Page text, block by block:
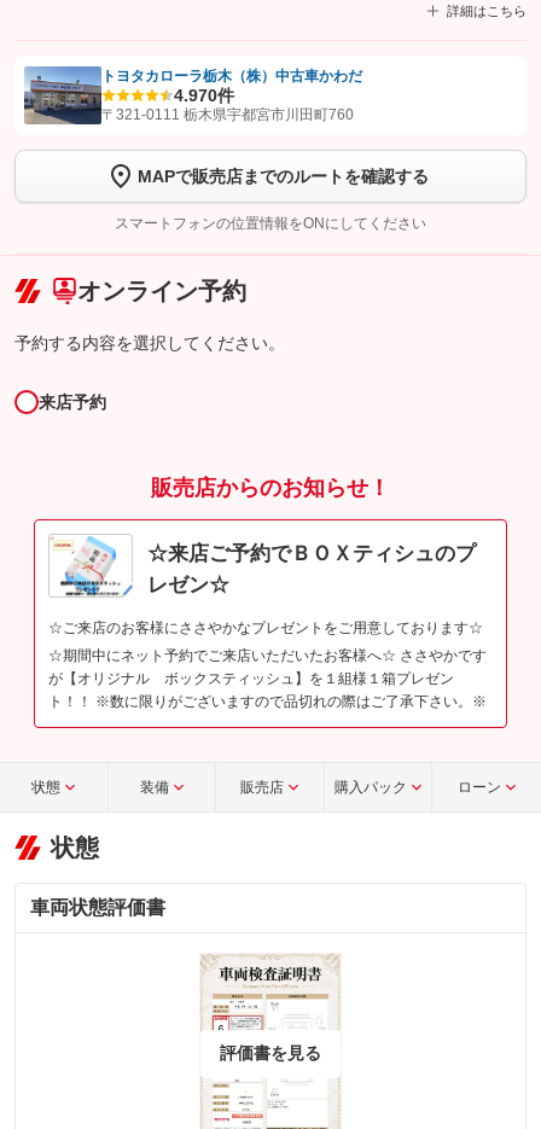
詳細はこちら
【STEP1】認証画面でグーネットを友だち追加してから「許可する」ボタンを押
トーク画面で
ボタンをタップして問い合わせを
完了してください。
こちら
トヨタカローラ栃木（株）中古車かわだ
4.970件
〒321-0111 栃木県宇都宮市川田町760
MAPで販売店までのルートを確認する
スマートフォンの位置情報をONにしてください
オンライン予約
予約する内容を選択してください。
来店予約
販売店からのお知らせ！
☆来店ご予約でＢＯＸティシュのプ
レゼン☆
☆ご来店のお客様にささやかなプレゼントをご用意しております☆
☆期間中にネット予約でご来店いただいたお客様へ☆ ささやかです
が【オリジナル ボックスティッシュ】を１組様１箱プレゼン
ト！！ ※数に限りがございますので品切れの際はご了承下さい。※
状態 装備 販売店 購入パック ローン
状態
車両状態評価書
評価書を見る